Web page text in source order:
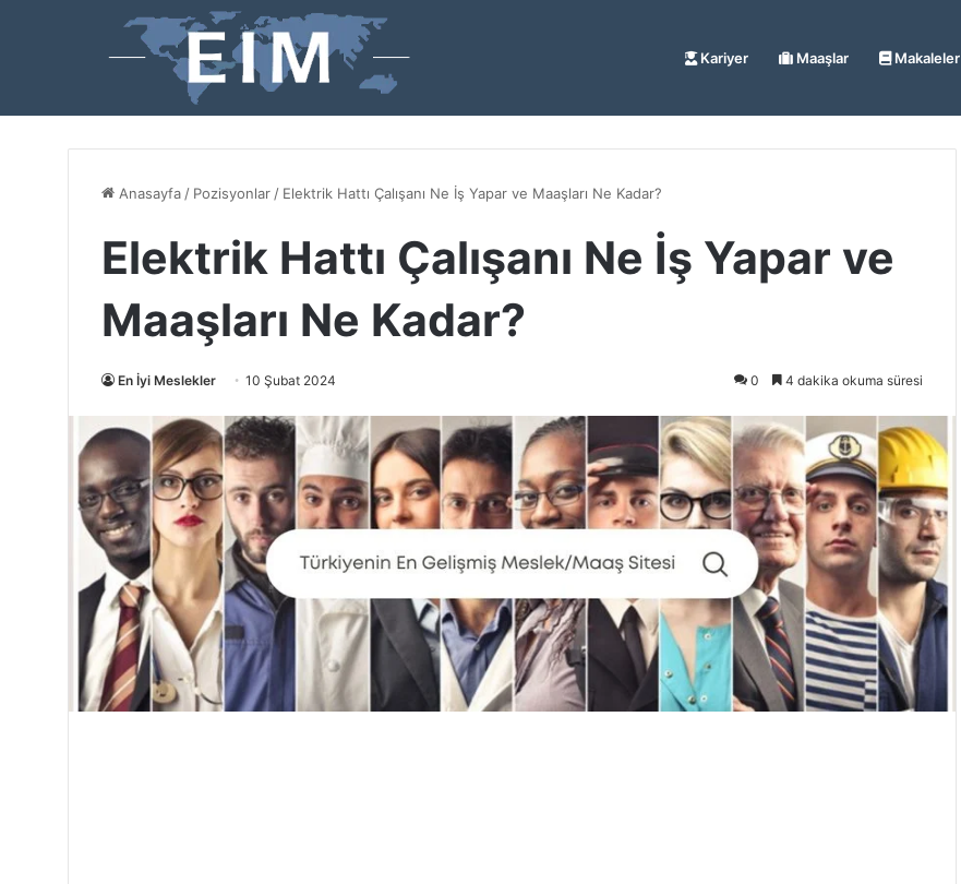
Kariyer Maaşlar Makaleler
Anasayfa / Pozisyonlar / Elektrik Hattı Çalışanı Ne İş Yapar ve Maaşları Ne Kadar?
Elektrik Hattı Çalışanı Ne İş Yapar ve
Maaşları Ne Kadar?
En İyi Meslekler 10 Şubat 2024 0 4 dakika okuma süresi